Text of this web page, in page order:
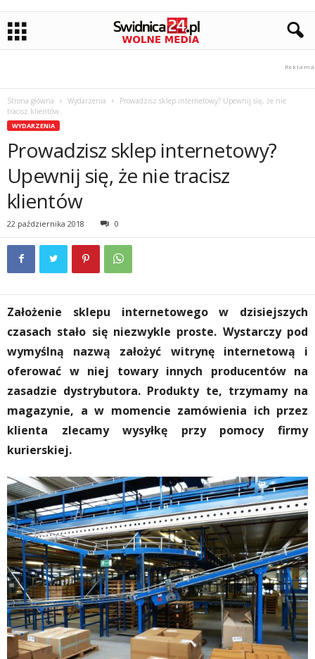
Strona główna Wydarzenia
Prowadzisz sklep internetowy? Upewnij się, że nie
tracisz klientów
WYDARZENIA
Prowadzisz sklep internetowy?
Upewnij się, że nie tracisz
klientów
22 października 2018 0
Założenie sklepu internetowego w dzisiejszych
czasach stało się niezwykle proste. Wystarczy pod
wymyślną nazwą założyć witrynę internetową i
oferować w niej towary innych producentów na
zasadzie dystrybutora. Produkty te, trzymamy na
magazynie, a w momencie zamówienia ich przez
klienta zlecamy wysyłkę przy pomocy firmy
kurierskiej.